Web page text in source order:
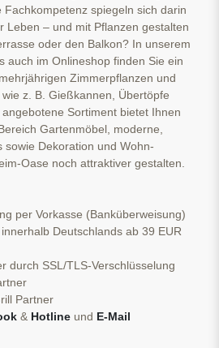
spiegeln sich darin
Leben – und mit Pflanzen gestalten
oder den Balkon? In unserem
auch im Onlineshop finden Sie ein
Zimmerpflanzen und
z. B. Gießkannen, Übertöpfe
Sortiment bietet Ihnen
Gartenmöbel, moderne,
sowie Dekoration und Wohn-
Oase noch attraktiver gestalten.
per Vorkasse (Banküberweisung)
Deutschlands ab 39 EUR
durch SSL/TLS-Verschlüsselung
Partner
& Hotline und E-Mail